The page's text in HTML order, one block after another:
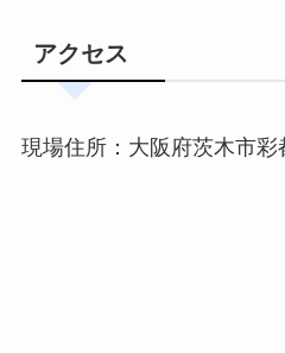
アクセス
現場住所：大阪府茨木市